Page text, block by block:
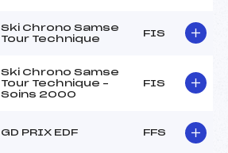
Ski Chrono Samse
Tour Technique
FIS
Ski Chrono Samse
Tour Technique –
Soins 2000
FIS
GD PRIX EDF FFS